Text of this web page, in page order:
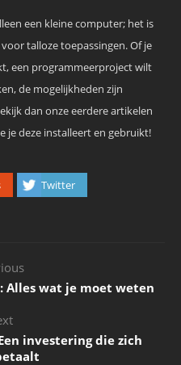
een kleine computer; het is
talloze toepassingen. Of je
een programmeerproject wilt
de mogelijkheden zijn
dan onze eerdere artikelen
je deze installeert en gebruikt!
Twitter
Alles wat je moet weten
investering die zich